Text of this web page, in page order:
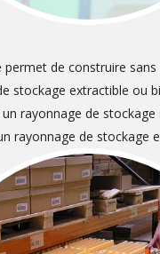
permet de construire
stockage extractible ou
rayonnage de stockage
rayonnage de stockage